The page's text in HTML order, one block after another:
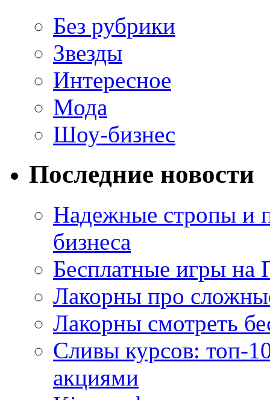
Без рубрики
Звезды
Интересное
Мода
Шоу-бизнес
Последние новости
Надежные стропы и
бизнеса
Бесплатные игры на
Лакорны про
Лакорны смотреть
Сливы курсов: топ-
акциями